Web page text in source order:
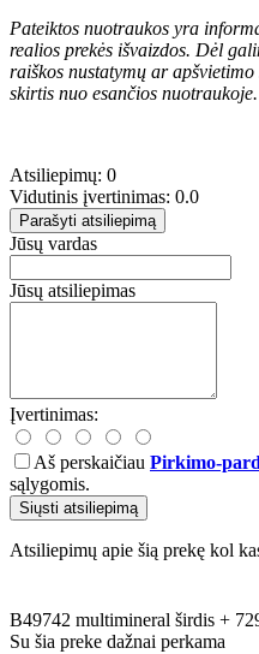
Pateiktos nuotraukos yra
realios prekės išvaizdos. Dėl
raiškos nustatymų ar
skirtis nuo esančios nuotraukoje.
Atsiliepimų: 0
Vidutinis įvertinimas: 0.0
Parašyti atsiliepimą
Jūsų vardas
Jūsų atsiliepimas
Įvertinimas:
Aš perskaičiau Pirkimo-
sąlygomis.
Siųsti atsiliepimą
Atsiliepimų apie šią prekę kol
B49742 multimineral širdis +
Su šia preke dažnai perkama